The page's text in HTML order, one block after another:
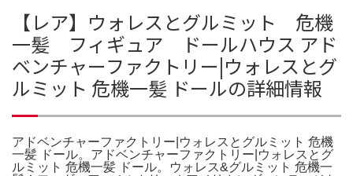
【レア】ウォレスとグルミット 危機
一髪 フィギュア ドールハウス アド
ベンチャーファクトリー|ウォレスとグ
ルミット 危機一髪 ドールの詳細情報
アドベンチャーファクトリー|ウォレスとグルミット 危機
一髪 ドール。アドベンチャーファクトリー|ウォレスとグ
ルミット 危機一髪 ドール。ウォレス&グルミット 危機一